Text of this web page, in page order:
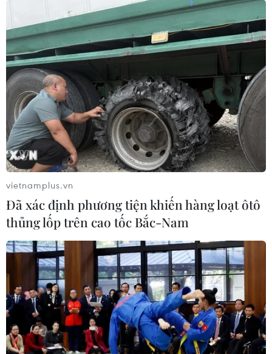
vietnamplus.vn
Đã xác định phương tiện khiến hàng loạt ôtô
thủng lốp trên cao tốc Bắc-Nam